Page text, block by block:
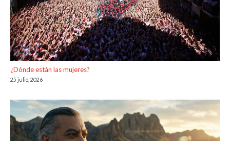
¿Dónde están las mujeres?
25 julio, 2026